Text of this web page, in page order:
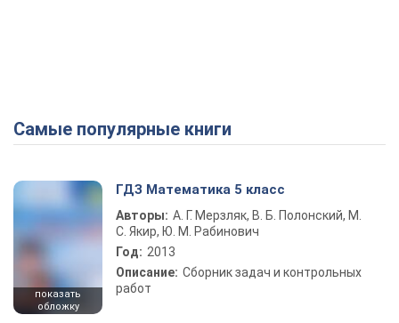
Самые популярные книги
показать
обложку
ГДЗ Математика 5 класс
Авторы: А. Г. Мерзляк, В. Б. Полонский, М.
С. Якир, Ю. М. Рабинович
Год: 2013
Описание: Сборник задач и контрольных
работ